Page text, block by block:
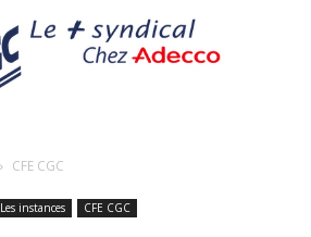
CFE CGC
Les instances CFE CGC